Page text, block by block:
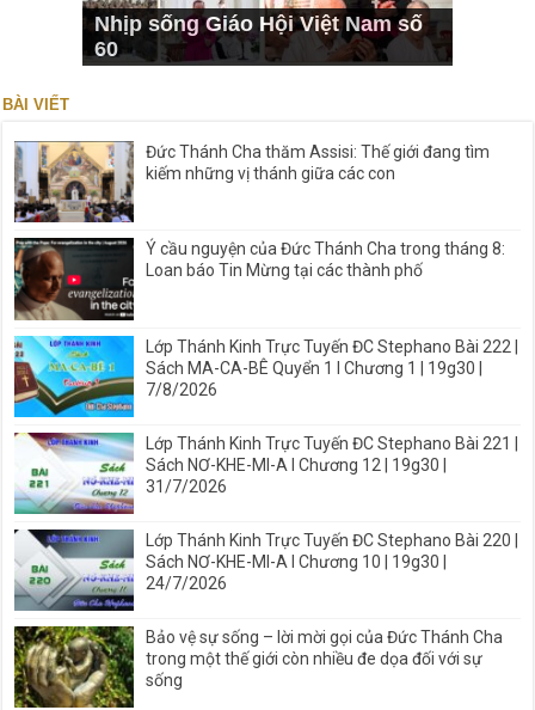
Nhịp sống Giáo Hội Việt Nam số
60
BÀI VIẾT
Đức Thánh Cha thăm Assisi: Thế giới đang tìm
kiếm những vị thánh giữa các con
Ý cầu nguyện của Đức Thánh Cha trong tháng 8:
Loan báo Tin Mừng tại các thành phố
Lớp Thánh Kinh Trực Tuyến ĐC Stephano Bài 222 |
Sách MA-CA-BÊ Quyển 1 I Chương 1 | 19g30 |
7/8/2026
Lớp Thánh Kinh Trực Tuyến ĐC Stephano Bài 221 |
Sách NƠ-KHE-MI-A I Chương 12 | 19g30 |
31/7/2026
Lớp Thánh Kinh Trực Tuyến ĐC Stephano Bài 220 |
Sách NƠ-KHE-MI-A I Chương 10 | 19g30 |
24/7/2026
Bảo vệ sự sống – lời mời gọi của Đức Thánh Cha
trong một thế giới còn nhiều đe dọa đối với sự
sống